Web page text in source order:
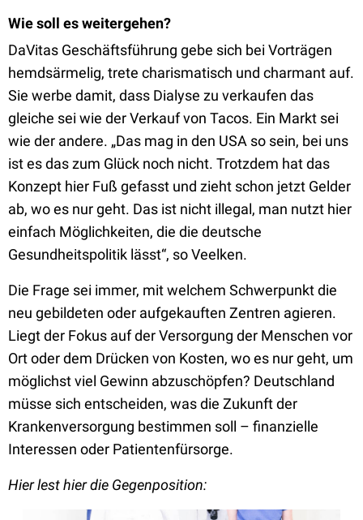
Wie soll es weitergehen?
DaVitas Geschäftsführung gebe sich bei Vorträgen
hemdsärmelig, trete charismatisch und charmant auf.
Sie werbe damit, dass Dialyse zu verkaufen das
gleiche sei wie der Verkauf von Tacos. Ein Markt sei
wie der andere. „Das mag in den USA so sein, bei uns
ist es das zum Glück noch nicht. Trotzdem hat das
Konzept hier Fuß gefasst und zieht schon jetzt Gelder
ab, wo es nur geht. Das ist nicht illegal, man nutzt hier
einfach Möglichkeiten, die die deutsche
Gesundheitspolitik lässt“, so Veelken.
Die Frage sei immer, mit welchem Schwerpunkt die
neu gebildeten oder aufgekauften Zentren agieren.
Liegt der Fokus auf der Versorgung der Menschen vor
Ort oder dem Drücken von Kosten, wo es nur geht, um
möglichst viel Gewinn abzuschöpfen? Deutschland
müsse sich entscheiden, was die Zukunft der
Krankenversorgung bestimmen soll – finanzielle
Interessen oder Patientenfürsorge.
Hier lest hier die Gegenposition: